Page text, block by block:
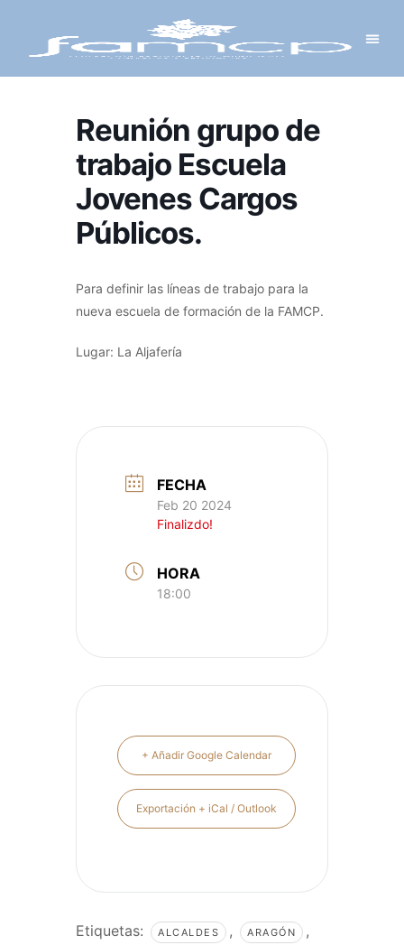
Reunión grupo de
trabajo Escuela
Jovenes Cargos
Públicos.
Para definir las líneas de trabajo para la
nueva escuela de formación de la FAMCP.
Lugar: La Aljafería
FECHA
Feb 20 2024
Finalizdo!
HORA
18:00
+ Añadir Google Calendar
Exportación + iCal / Outlook
Etiquetas: ALCALDES , ARAGÓN ,